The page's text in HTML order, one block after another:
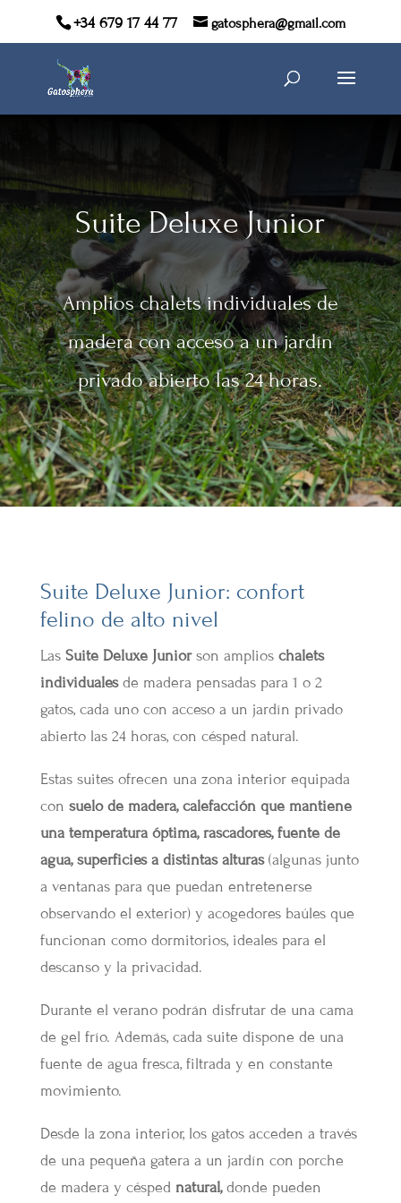
+34 679 17 44 77 gatosphera@gmail.com
Suite Deluxe Junior
Amplios chalets individuales de
madera con acceso a un jardín
privado abierto las 24 horas.
Suite Deluxe Junior: confort
felino de alto nivel
Las Suite Deluxe Juniorson amplios chalets
individualesde madera pensadas para 1 o 2
gatos, cada uno con acceso a un jardín privado
abierto las 24 horas, con césped natural.
Estas suites ofrecen una zona interior equipada
con suelo de madera, calefacción que mantiene
una temperatura óptima, rascadores, fuente de
agua, superficies a distintas alturas(algunas junto
a ventanas para que puedan entretenerse
observando el exterior) y acogedores baúles que
funcionan como dormitorios, ideales para el
descanso y la privacidad.
Durante el verano podrán disfrutar de una cama
de gel frío. Además, cada suite dispone de una
fuente de agua fresca, filtrada y en constante
movimiento.
Desde la zona interior, los gatos acceden a través
de una pequeña gatera a un jardín con porche
de madera y césped natural,donde pueden